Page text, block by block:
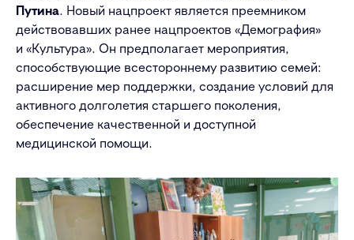
Путина. Новый нацпроект является преемником
действовавших ранее нацпроектов «Демография»
и «Культура». Он предполагает мероприятия,
способствующие всестороннему развитию семей:
расширение мер поддержки, создание условий для
активного долголетия старшего поколения,
обеспечение качественной и доступной
медицинской помощи.